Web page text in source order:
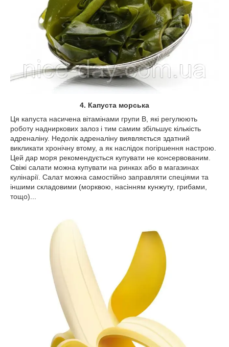
4. Капуста морська
Ця капуста насичена вітамінами групи В, які регулюють
роботу надниркових залоз і тим самим збільшує кількість
адреналіну. Недолік адреналіну виявляється здатний
викликати хронічну втому, а як наслідок погіршення настрою.
Цей дар моря рекомендується купувати не консервованим.
Свіжі салати можна купувати на ринках або в магазинах
кулінарії. Салат можна самостійно заправляти спеціями та
іншими складовими (морквою, насінням кунжуту, грибами,
тощо)...